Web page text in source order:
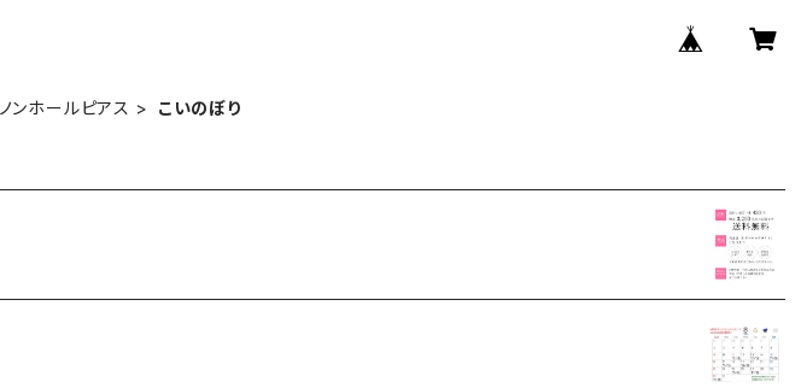
ノンホールピアス こいのぼり